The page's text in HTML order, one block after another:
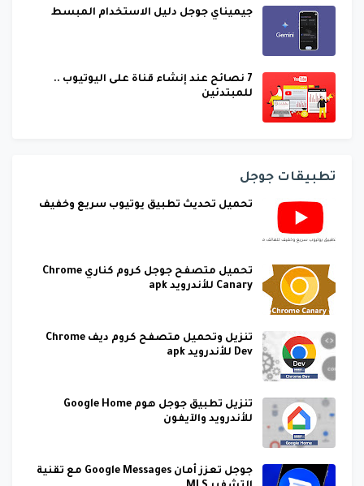
جيميناي جوجل دليل الاستخدام المبسط
7 نصائح عند إنشاء قناة على اليوتيوب ..
للمبتدئين
تطبيقات جوجل
تحميل تحديث تطبيق يوتيوب سريع وخفيف
تحميل متصفح جوجل كروم كناري Chrome
Canary للأندرويد apk
تنزيل وتحميل متصفح كروم ديف Chrome
Dev للأندرويد apk
تنزيل تطبيق جوجل هوم Google Home
للأندرويد والآيفون
جوجل تعزز أمان Google Messages مع تقنية